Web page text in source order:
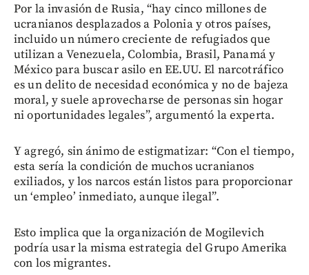
Por la invasión de Rusia, “hay cinco millones de
ucranianos desplazados a Polonia y otros países,
incluido un número creciente de refugiados que
utilizan a Venezuela, Colombia, Brasil, Panamá y
México para buscar asilo en EE.UU. El narcotráfico
es un delito de necesidad económica y no de bajeza
moral, y suele aprovecharse de personas sin hogar
ni oportunidades legales”, argumentó la experta.
Y agregó, sin ánimo de estigmatizar: “Con el tiempo,
esta sería la condición de muchos ucranianos
exiliados, y los narcos están listos para proporcionar
un ‘empleo’ inmediato, aunque ilegal”.
Esto implica que la organización de Mogilevich
podría usar la misma estrategia del Grupo Amerika
con los migrantes.